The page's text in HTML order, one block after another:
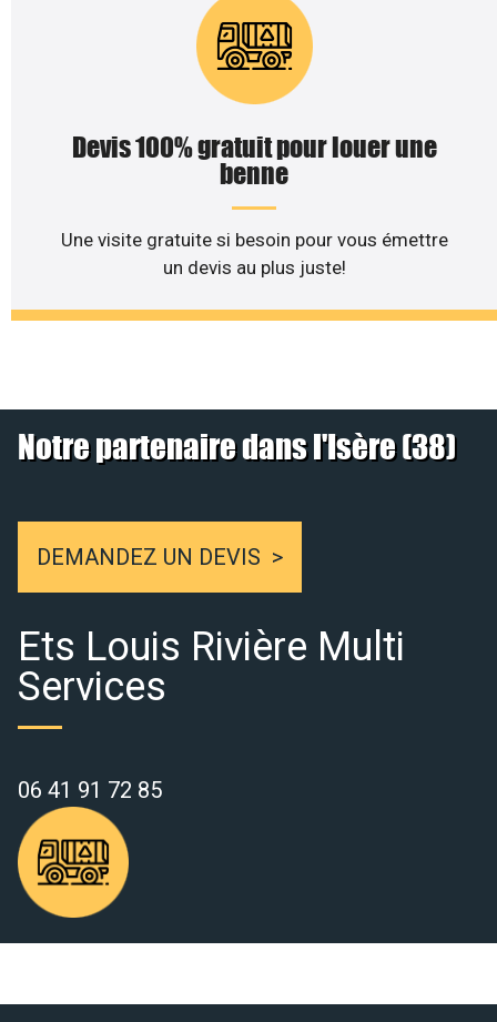
Devis 100% gratuit pour louer une
benne
Une visite gratuite si besoin pour vous émettre
un devis au plus juste!
Notre partenaire dans l'Isère (38)
DEMANDEZ UN DEVIS
Ets Louis Rivière Multi
Services
06 41 91 72 85